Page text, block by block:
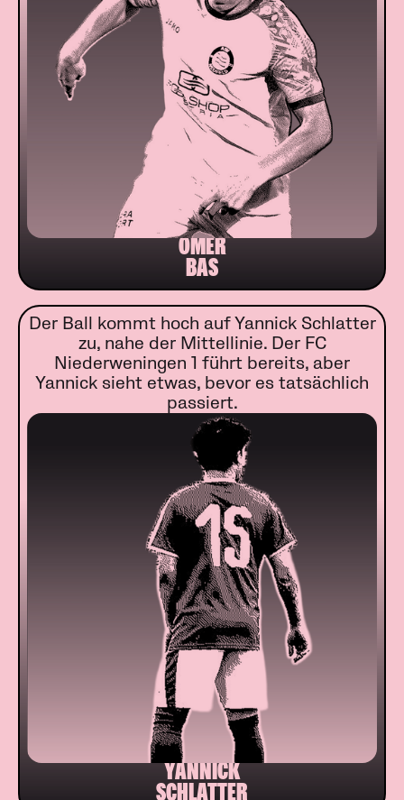
ÖMER
BAS
Der Ball kommt hoch auf Yannick Schlatter
zu, nahe der Mittellinie. Der FC
Niederweningen 1 führt bereits, aber
Yannick sieht etwas, bevor es tatsächlich
passiert.
YANNICK